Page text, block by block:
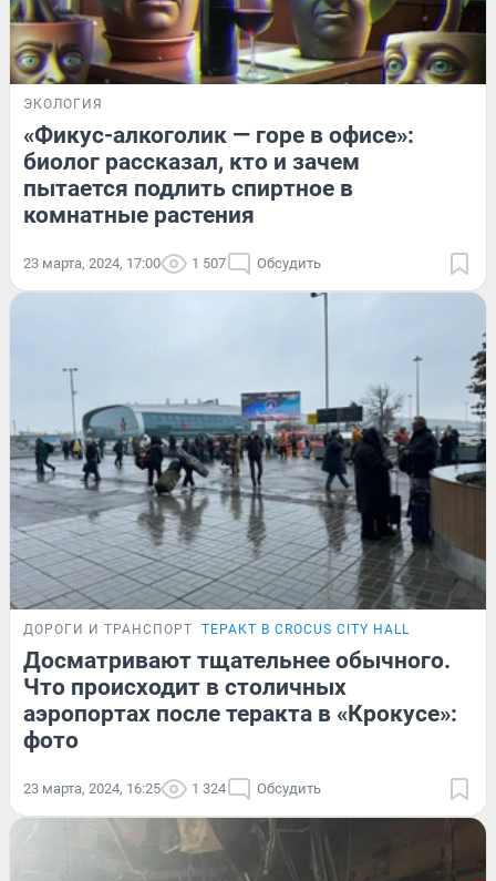
ЭКОЛОГИЯ
«Фикус-алкоголик — горе в офисе»:
биолог рассказал, кто и зачем
пытается подлить спиртное в
комнатные растения
23 марта, 2024, 17:00 1 507 Обсудить
ДОРОГИ И ТРАНСПОРТ ТЕРАКТ В CROCUS CITY HALL
Досматривают тщательнее обычного.
Что происходит в столичных
аэропортах после теракта в «Крокусе»:
фото
23 марта, 2024, 16:25 1 324 Обсудить